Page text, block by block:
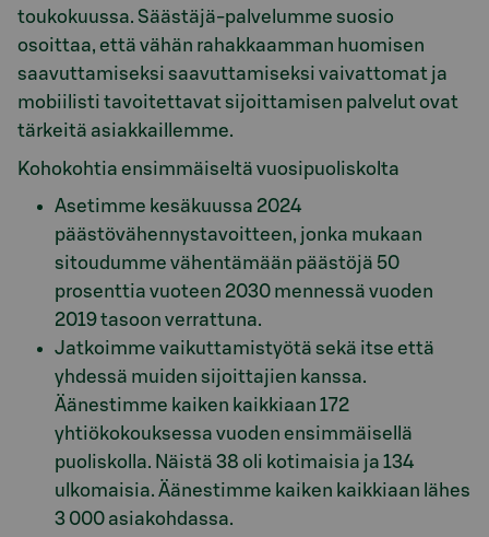
toukokuussa. Säästäjä-palvelumme suosio
osoittaa, että vähän rahakkaamman huomisen
saavuttamiseksi saavuttamiseksi vaivattomat ja
mobiilisti tavoitettavat sijoittamisen palvelut ovat
tärkeitä asiakkaillemme.
Kohokohtia ensimmäiseltä vuosipuoliskolta
Asetimme kesäkuussa 2024
päästövähennystavoitteen, jonka mukaan
sitoudumme vähentämään päästöjä 50
prosenttia vuoteen 2030 mennessä vuoden
2019 tasoon verrattuna.
Jatkoimme vaikuttamistyötä sekä itse että
yhdessä muiden sijoittajien kanssa.
Äänestimme kaiken kaikkiaan 172
yhtiökokouksessa vuoden ensimmäisellä
puoliskolla. Näistä 38 oli kotimaisia ja 134
ulkomaisia. Äänestimme kaiken kaikkiaan lähes
3 000 asiakohdassa.